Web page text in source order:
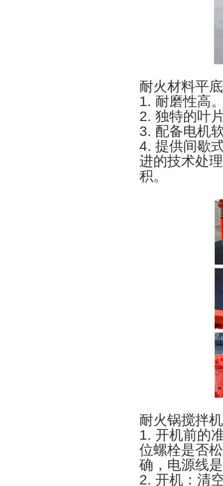
耐火材料平
1. 耐磨性高
2. 独特的叶
3. 配备电机
4. 提供间歇
进的技术处
积。
耐火锅搅拌
1. 开机前的
位螺栓是否
确，电源线
2. 开机：清